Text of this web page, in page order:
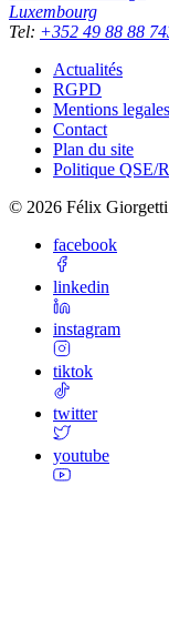
Luxembourg
Tel: +352 49 88 88
Actualités
RGPD
Mentions legales
Contact
Plan du site
Politique QSE/
© 2026 Félix Giorgetti
facebook
linkedin
instagram
tiktok
twitter
youtube